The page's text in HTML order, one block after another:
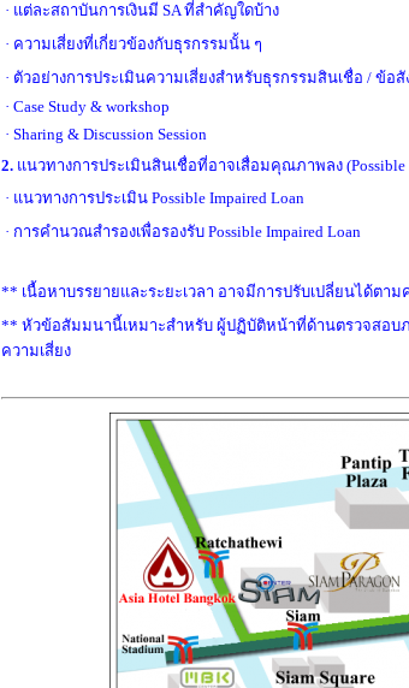
· แต่ละสถาบันการเงินมี SA ที่สำคัญใดบ้าง
· ความเสี่ยงที่เกี่ยวข้องกับธุรกรรมนั้น ๆ
· ตัวอย่างการประเมินความเสี่ยงสำหรับธุรกรรมสินเชื่อ / ข้อ
· Case Study & workshop
· Sharing & Discussion Session
2. แนวทางการประเมินสินเชื่อที่อาจเสื่อมคุณภาพลง
· แนวทางการประเมิน Possible Impaired Loan
· การคำนวณสำรองเพื่อรองรับ Possible Impaired Loan
** เนื้อหาบรรยายและระยะเวลา อาจมีการปรับเปลี่ยนได้ตาม
** หัวข้อสัมมนานี้เหมาะสำหรับ ผู้ปฏิบัติหน้าที่ด้านตรวจสอบ
ความเสี่ยง